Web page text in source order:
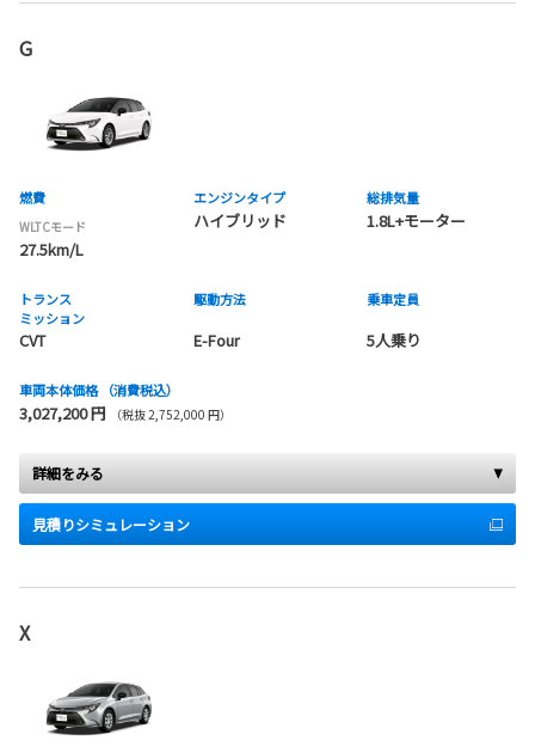
G
燃費
WLTCモード
27.5km/L
エンジンタイプ
ハイブリッド
総排気量
1.8L+モーター
トランス
ミッション
CVT
駆動方法
E-Four
乗車定員
5人乗り
車両本体価格 （消費税込）
3,027,200 円 （税抜 2,752,000 円）
詳細をみる
見積りシミュレーション
X